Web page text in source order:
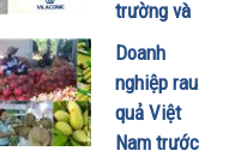
17/11/2025
trường và
tác động
tới kinh tế
biên mậu
29/10/2025
Doanh
nghiệp rau
quả Việt
Nam trước